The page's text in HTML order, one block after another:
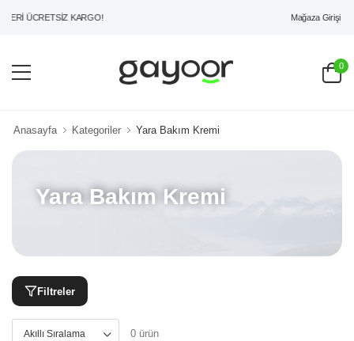
ÜCRETSİZ KARGO! Mağaza Girişi
0
Anasayfa Kategoriler Yara Bakım Kremi
Yara Bakım Kremi
Filtreler
0 ürün